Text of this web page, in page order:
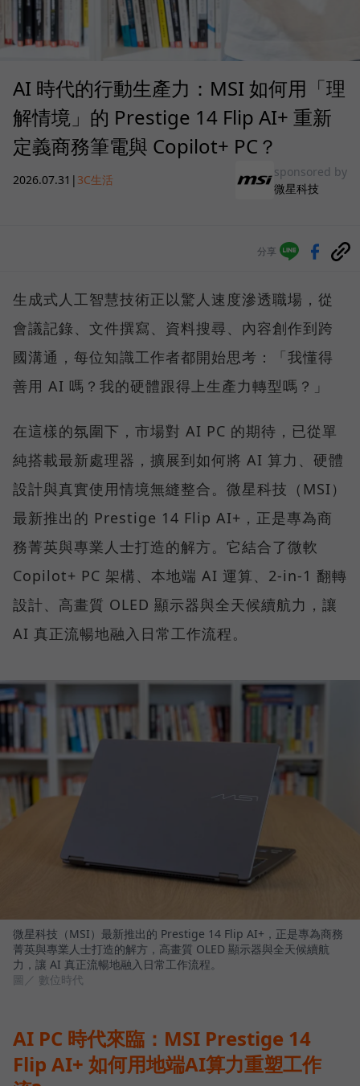
AI 時代的行動生產力：MSI 如何用「理
解情境」的 Prestige 14 Flip AI+ 重新
定義商務筆電與 Copilot+ PC？
2026.07.31 | 3C生活
sponsored by
微星科技
分享
生成式人工智慧技術正以驚人速度滲透職場，從
會議記錄、文件撰寫、資料搜尋、內容創作到跨
國溝通，每位知識工作者都開始思考：「我懂得
善用 AI 嗎？我的硬體跟得上生產力轉型嗎？」
在這樣的氛圍下，市場對 AI PC 的期待，已從單
純搭載最新處理器，擴展到如何將 AI 算力、硬體
設計與真實使用情境無縫整合。微星科技（MSI）
最新推出的 Prestige 14 Flip AI+，正是專為商
務菁英與專業人士打造的解方。它結合了微軟
Copilot+ PC 架構、本地端 AI 運算、2-in-1 翻轉
設計、高畫質 OLED 顯示器與全天候續航力，讓
AI 真正流暢地融入日常工作流程。
微星科技（MSI）最新推出的 Prestige 14 Flip AI+，正是專為商務
菁英與專業人士打造的解方，高畫質 OLED 顯示器與全天候續航
力，讓 AI 真正流暢地融入日常工作流程。
圖／ 數位時代
AI PC 時代來臨：MSI Prestige 14
Flip AI+ 如何用地端AI算力重塑工作